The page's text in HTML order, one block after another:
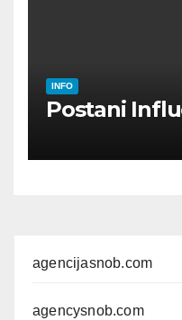
INFO
Postani
agencijasnob.com
agencysnob.com